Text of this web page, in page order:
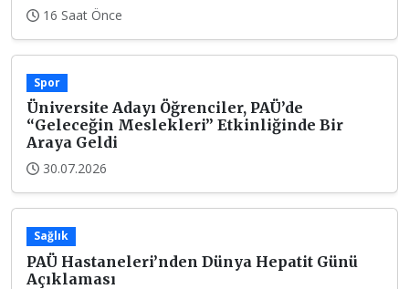
16 Saat Önce
Spor
Üniversite Adayı Öğrenciler, PAÜ’de
“Geleceğin Meslekleri” Etkinliğinde Bir
Araya Geldi
30.07.2026
Sağlık
PAÜ Hastaneleri’nden Dünya Hepatit Günü
Açıklaması